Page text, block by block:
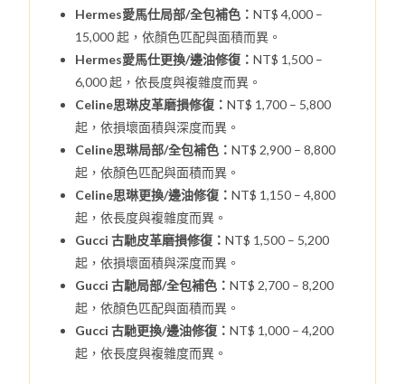
Hermes愛馬仕局部/全包補色：NT$ 4,000 –
15,000 起，依顏色匹配與面積而異。
Hermes愛馬仕更換/邊油修復：NT$ 1,500 –
6,000 起，依長度與複雜度而異。
Celine思琳皮革磨損修復：NT$ 1,700 – 5,800
起，依損壞面積與深度而異。
Celine思琳局部/全包補色：NT$ 2,900 – 8,800
起，依顏色匹配與面積而異。
Celine思琳更換/邊油修復：NT$ 1,150 – 4,800
起，依長度與複雜度而異。
Gucci 古馳皮革磨損修復：NT$ 1,500 – 5,200
起，依損壞面積與深度而異。
Gucci 古馳局部/全包補色：NT$ 2,700 – 8,200
起，依顏色匹配與面積而異。
Gucci 古馳更換/邊油修復：NT$ 1,000 – 4,200
起，依長度與複雜度而異。